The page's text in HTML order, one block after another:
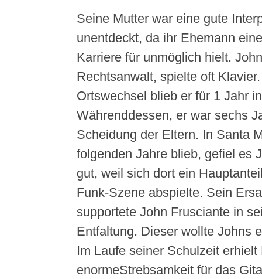
Seine Mutter war eine gute
unentdeckt, da ihr Ehemann
Karriere für unmöglich hielt.
Rechtsanwalt, spielte oft
Ortswechsel blieb er für 1 Jahr
Währenddessen, er war sechs
Scheidung der Eltern. In Santa
folgenden Jahre blieb, gefiel es
gut, weil sich dort ein
Funk-Szene abspielte. Sein
supportete John Frusciante in
Entfaltung. Dieser wollte Johns
Im Laufe seiner Schulzeit erhielt
enormeStrebsamkeit für das